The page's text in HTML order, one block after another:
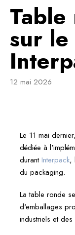
Table
sur le
12 mai 2026
Le 11 mai
dédiée à
durantInterpack,
du packaging.
La table ronde
d'emballages
industriels et